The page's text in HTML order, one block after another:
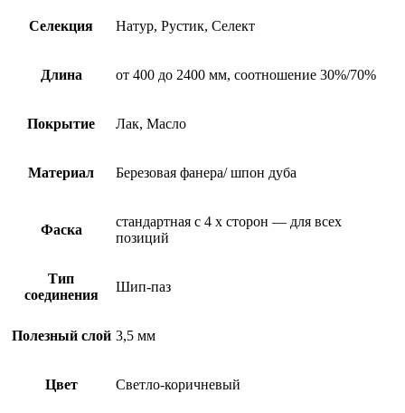
Селекция Натур, Рустик, Селект
Длина от 400 до 2400 мм, соотношение 30%/70%
Покрытие Лак, Масло
Материал Березовая фанера/ шпон дуба
Фаска
стандартная с 4 х сторон — для всех
позиций
Тип
соединения
Шип-паз
Полезный слой 3,5 мм
Цвет Cветло-коричневый